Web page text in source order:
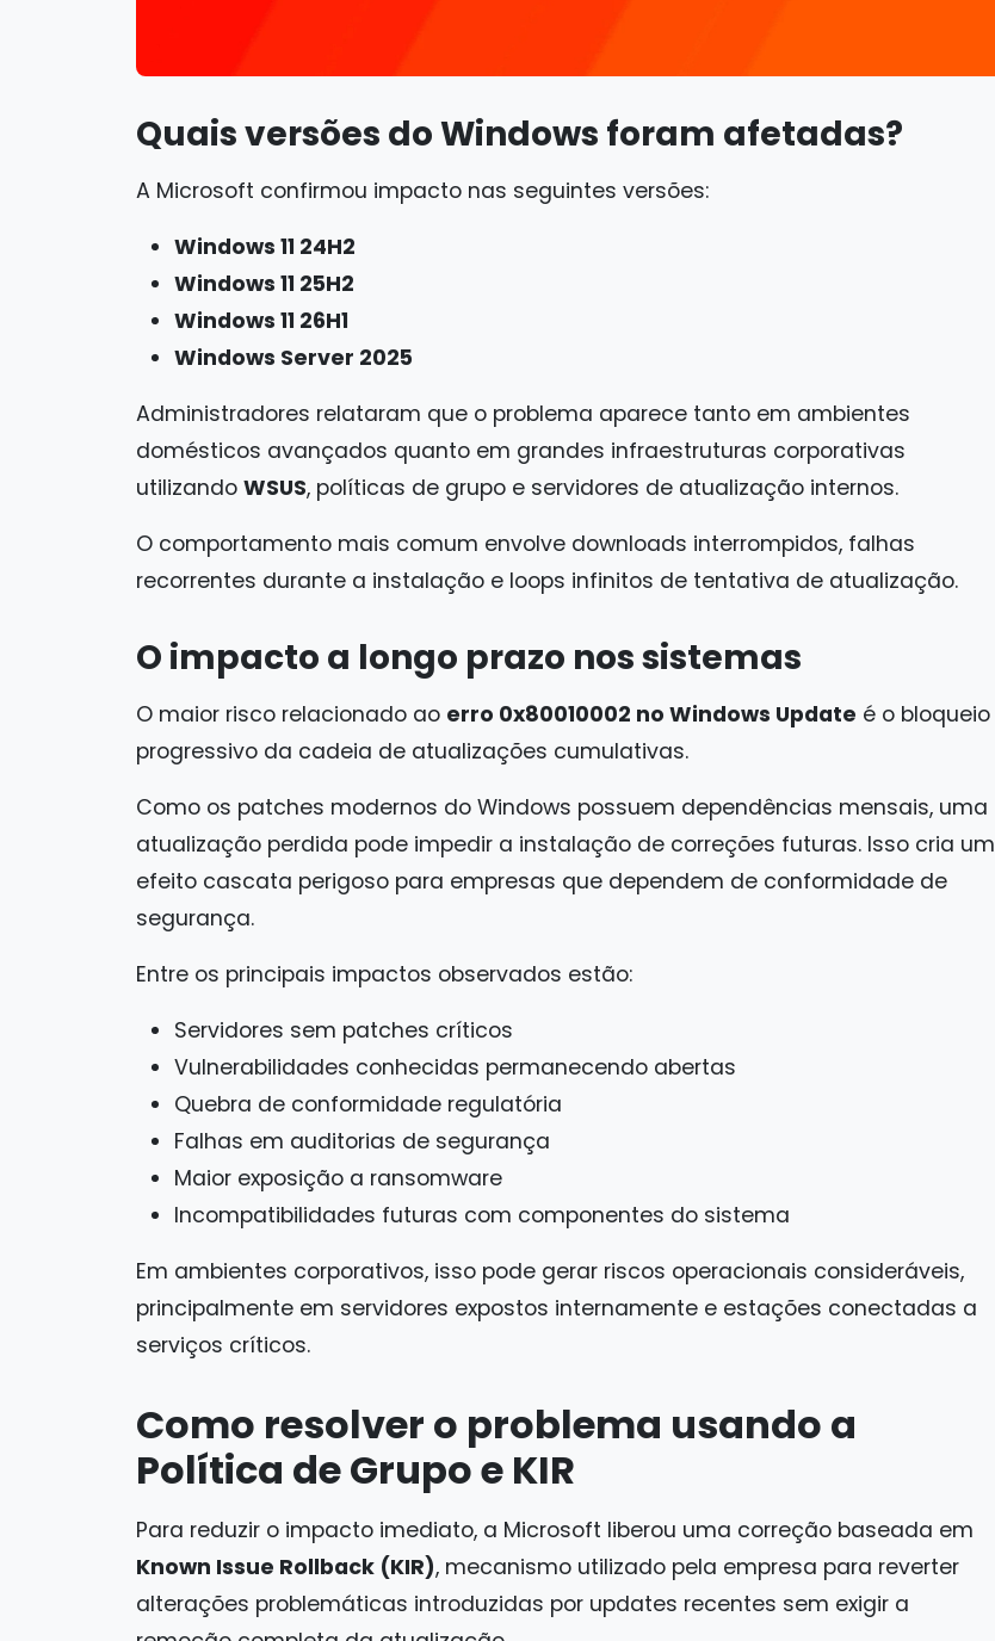
Quais versões do Windows foram afetadas?
A Microsoft confirmou impacto nas seguintes versões:
Windows 11 24H2
Windows 11 25H2
Windows 11 26H1
Windows Server 2025
Administradores relataram que o problema aparece tanto em ambientes
domésticos avançados quanto em grandes infraestruturas corporativas
utilizando WSUS, políticas de grupo e servidores de atualização internos.
O comportamento mais comum envolve downloads interrompidos, falhas
recorrentes durante a instalação e loops infinitos de tentativa de atualização.
O impacto a longo prazo nos sistemas
O maior risco relacionado ao erro 0x80010002 no Windows Update é o bloqueio
progressivo da cadeia de atualizações cumulativas.
Como os patches modernos do Windows possuem dependências mensais, uma
atualização perdida pode impedir a instalação de correções futuras. Isso cria um
efeito cascata perigoso para empresas que dependem de conformidade de
segurança.
Entre os principais impactos observados estão:
Servidores sem patches críticos
Vulnerabilidades conhecidas permanecendo abertas
Quebra de conformidade regulatória
Falhas em auditorias de segurança
Maior exposição a ransomware
Incompatibilidades futuras com componentes do sistema
Em ambientes corporativos, isso pode gerar riscos operacionais consideráveis,
principalmente em servidores expostos internamente e estações conectadas a
serviços críticos.
Como resolver o problema usando a
Política de Grupo e KIR
Para reduzir o impacto imediato, a Microsoft liberou uma correção baseada em
Known Issue Rollback (KIR), mecanismo utilizado pela empresa para reverter
alterações problemáticas introduzidas por updates recentes sem exigir a